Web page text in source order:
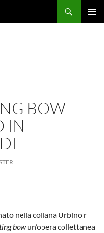
BOW
IN
nella collana Urbinoir
bowun’opera collettanea